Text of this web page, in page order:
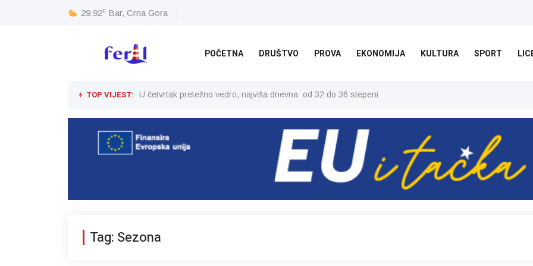
29.92c Bar, Crna Gora
POČETNA DRUŠTVO PROVA EKONOMIJA KULTURA SPORT
TOP VIJEST: U četvrtak pretežno vedro, najviša dnevna od 32 do 36 stepeni
Tag: Sezona